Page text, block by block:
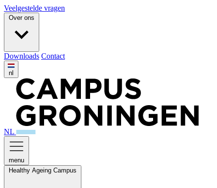
Veelgestelde vragen
Over ons
Downloads Contact
nl
NL
menu
Healthy Ageing Campus